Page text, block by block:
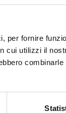
per fornire
cui utilizzi il